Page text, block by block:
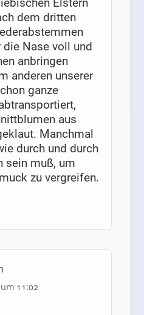
Elstern
dem dritten
Nase voll und
anbringen
anderen unserer
ganze
aus
Manchmal
durch und durch
sein muß, um
zu vergreifen.
11:02